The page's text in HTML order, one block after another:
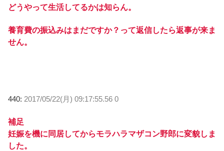
どうやって生活してるかは知らん。
養育費の振込みはまだですか？って返信したら返事が来ま
せん。
440: 2017/05/22(月) 09:17:55.56 0
補足
妊娠を機に同居してからモラハラマザコン野郎に変貌しま
した。